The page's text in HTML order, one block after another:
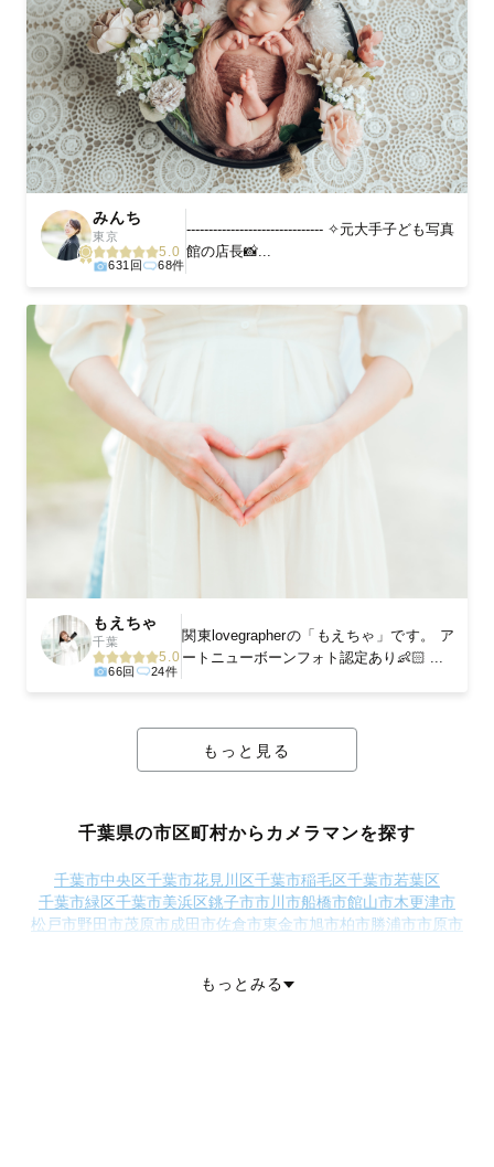
みんち
東京
5.0
631回 68件
------------------------------- ✧元大手子ども写真
館の店長📸...
もえちゃ
千葉
5.0
66回 24件
関東lovegrapherの「もえちゃ」です。 ア
ートニューボーンフォト認定あり👶🏻 ...
もっと見る
千葉県の市区町村からカメラマンを探す
千葉市中央区千葉市花見川区千葉市稲毛区千葉市若葉区
千葉市緑区千葉市美浜区銚子市市川市船橋市館山市木更津市
松戸市野田市茂原市成田市佐倉市東金市旭市柏市勝浦市市原市
大網白里市印旛郡酒々井町
もっとみる